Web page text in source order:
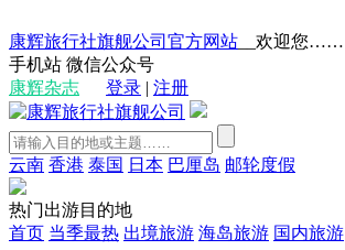
康辉旅行社旗舰公司官方网站 __欢迎您……
手机站 微信公众号
康辉杂志
登录 | 注册
云南 香港 泰国 日本 巴厘岛 邮轮度假
热门出游目的地
首页 当季最热 出境旅游 海岛旅游 国内旅游